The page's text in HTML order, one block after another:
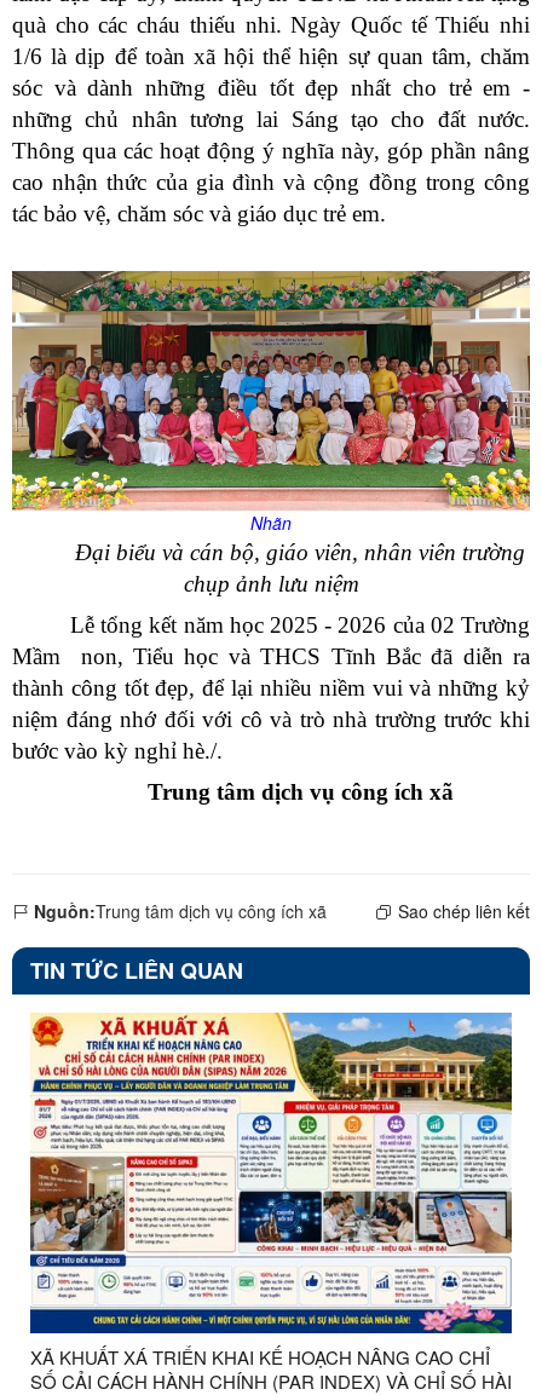
quà cho các cháu thiếu nhi. Ngày Quốc tế Thiếu nhi
1/6 là dịp để toàn xã hội thể hiện sự quan tâm, chăm
sóc và dành những điều tốt đẹp nhất cho trẻ em -
những chủ nhân tương lai Sáng tạo cho đất nước.
Thông qua các hoạt động ý nghĩa này, góp phần nâng
cao nhận thức của gia đình và cộng đồng trong công
tác bảo vệ, chăm sóc và giáo dục trẻ em.
Nhãn
Đại biểu và cán bộ, giáo viên, nhân viên trường
chụp ảnh lưu niệm
Lễ tổng kết năm học 2025 - 2026 của 02 Trường
Mầm non, Tiểu học và THCS Tĩnh Bắc đã diễn ra
thành công tốt đẹp, để lại nhiều niềm vui và những kỷ
niệm đáng nhớ đối với cô và trò nhà trường trước khi
bước vào kỳ nghỉ hè./.
Trung tâm dịch vụ công ích xã
Nguồn:Trung tâm dịch vụ công ích xã Sao chép liên kết
TIN TỨC LIÊN QUAN
XÃ KHUẤT XÁ TRIỂN KHAI KẾ HOẠCH NÂNG CAO CHỈ
SỐ CẢI CÁCH HÀNH CHÍNH (PAR INDEX) VÀ CHỈ SỐ HÀI